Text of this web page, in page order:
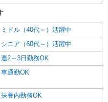
ミドル（40代～）活躍中
シニア（60代～）活躍中
週2～3日勤務OK
車通勤OK
扶養内勤務OK